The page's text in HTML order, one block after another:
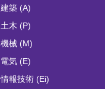
建築 (A)
土木 (P)
機械 (M)
電気 (E)
情報技術 (Ei)